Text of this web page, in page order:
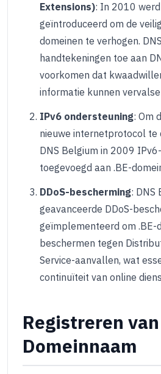
Extensions): In 2010 werd
geïntroduceerd om de
domeinen te verhogen.
handtekeningen toe aan
voorkomen dat
informatie kunnen
IPv6 ondersteuning: Om
nieuwe internetprotocol te
DNS Belgium in 2009
toegevoegd aan .BE-
DDoS-bescherming: DNS
geavanceerde DDoS-
geïmplementeerd om .BE-
beschermen tegen
Service-aanvallen, wat
continuïteit van online
Registreren
Domeinnaam